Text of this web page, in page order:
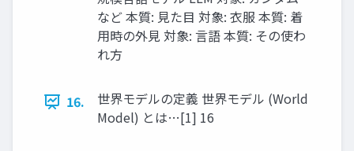
など 本質: 見た目 対象: 衣服 本質: 着
用時の外見 対象: 言語 本質: その使わ
れ方
16.
世界モデルの定義 世界モデル (World
Model) とは…[1] 16